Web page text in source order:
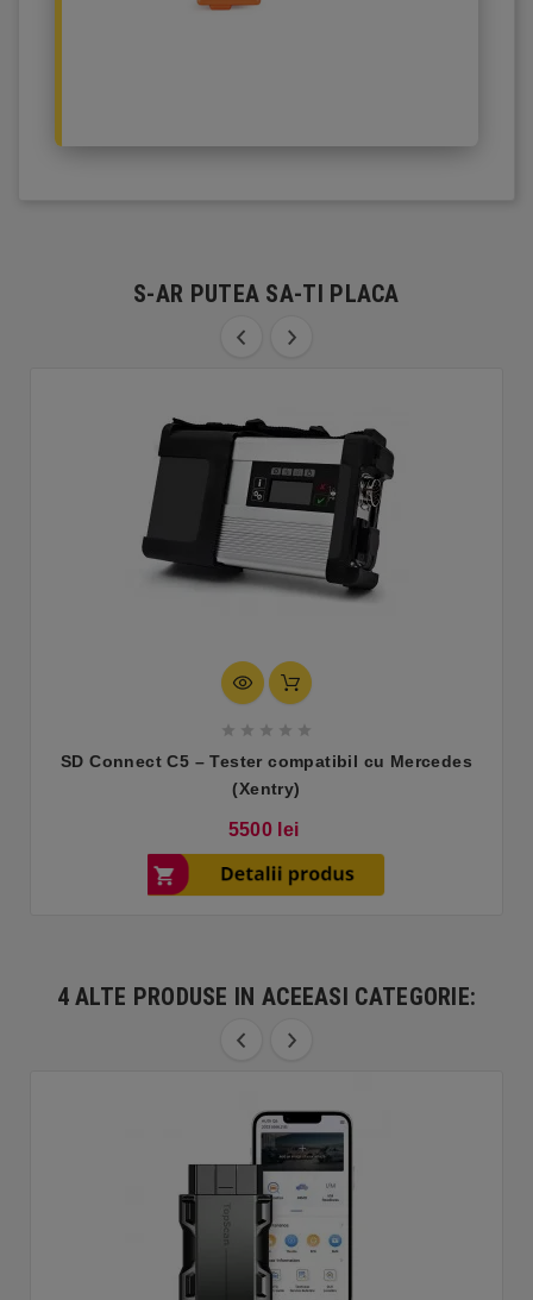
S-AR PUTEA SA-TI PLACA
    
SD Connect C5 – Tester compatibil cu Mercedes
(Xentry)
5500 lei
4 ALTE PRODUSE IN ACEEASI CATEGORIE: